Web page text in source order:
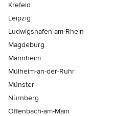
Krefeld
Leipzig
Ludwigshafen-am-Rhein
Magdeburg
Mannheim
Mülheim-an-der-Ruhr
Münster
Nürnberg
Offenbach-am-Main